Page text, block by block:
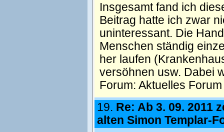
Insgesamt fand ich
Beitrag hatte ich zwar
uninteressant. Die
Menschen ständig
her laufen
versöhnen usw. Dabei
Forum: Aktuelles Forum
19. Re: Ab 3. 09. 2011
alten Simon Templar-